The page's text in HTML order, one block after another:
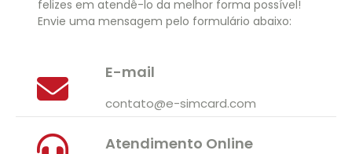
felizes em atendê-lo da melhor forma possível!
Envie uma mensagem pelo formulário abaixo:
E-mail
contato@e-simcard.com
Atendimento Online